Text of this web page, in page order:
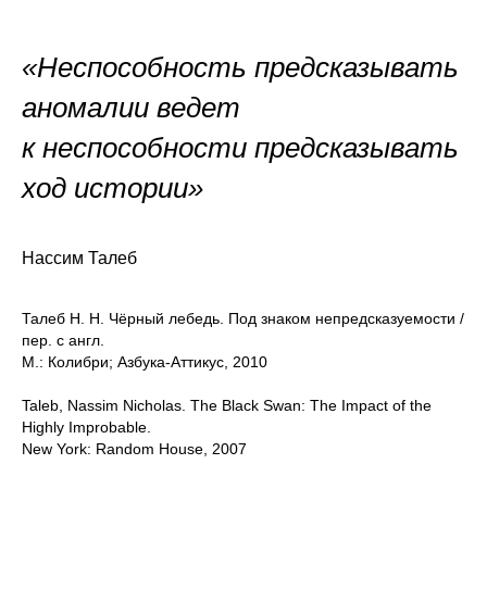
«Неспособность предсказывать
аномалии ведет
к неспособности предсказывать
ход истории»
Нассим Талеб
Талеб Н. Н. Чёрный лебедь. Под знаком непредсказуемости /
пер. с англ.
М.: Колибри; Азбука-Аттикус, 2010
Taleb, Nassim Nicholas. The Black Swan: The Impact of the
Highly Improbable.
New York: Random House, 2007